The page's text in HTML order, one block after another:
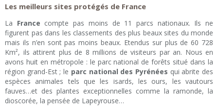
Les meilleurs sites protégés de France
La France compte pas moins de 11 parcs nationaux. Ils ne
figurent pas dans les classements des plus beaux sites du monde
mais ils n’en sont pas moins beaux. Etendus sur plus de 60 728
Km², ils attirent plus de 8 millions de visiteurs par an. Nous en
avons huit en métropole : le parc national de forêts situé dans la
région grand-Est ; le parc national des Pyrénées qui abrite des
espèces animales tels que les isards, les ours, les vautours
fauves…et des plantes exceptionnelles comme la ramonde, la
dioscorée, la pensée de Lapeyrouse…